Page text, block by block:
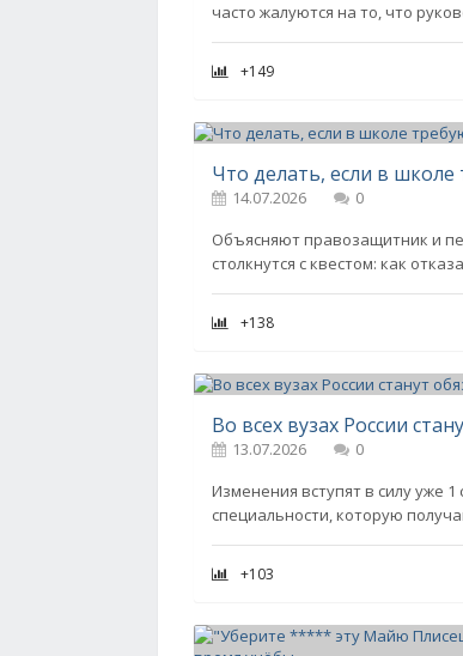
часто жалуются на то, что
+149
14.07.2026
0
Объясняют правозащитник и
столкнутся с квестом: как
+138
Во всех вузах России
13.07.2026
0
Изменения вступят в силу уже 1
специальности, которую
+103